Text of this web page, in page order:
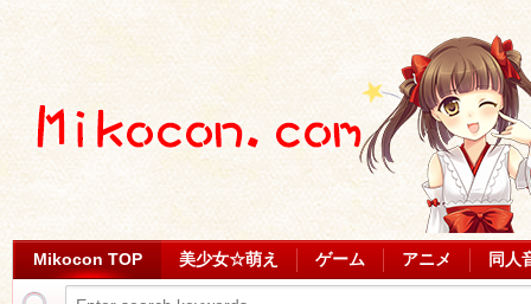
Mikocon TOP 美少女☆萌え ゲーム アニメ 同人